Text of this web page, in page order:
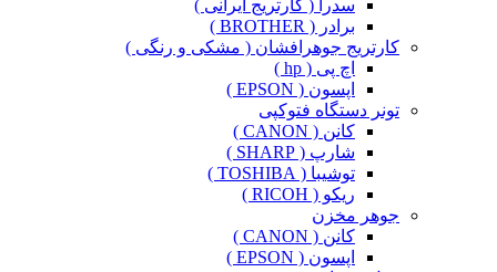
سدرا ( کارتریج ایرانی )
برادر ( BROTHER )
کارتریج جوهرافشان ( مشکی و رنگی )
اچ پی ( hp )
اپسون ( EPSON )
تونر دستگاه فتوکپی
کانن ( CANON )
شارپ ( SHARP )
توشیبا ( TOSHIBA )
ریکو ( RICOH )
جوهر مخزن
کانن ( CANON )
اپسون ( EPSON )